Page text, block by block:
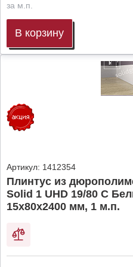
за м.п.
В корзину
Артикул: 1412354
Плинтус из
Solid 1 UHD 19/80 C
15х80х2400 мм, 1 м.п.